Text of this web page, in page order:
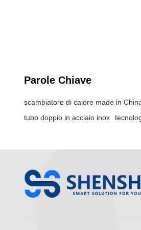
Parole Chiave
scambiatore di calore made in
tubo doppio in acciaio inox